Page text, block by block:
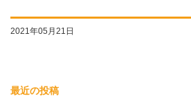
2021年05月21日
最近の投稿